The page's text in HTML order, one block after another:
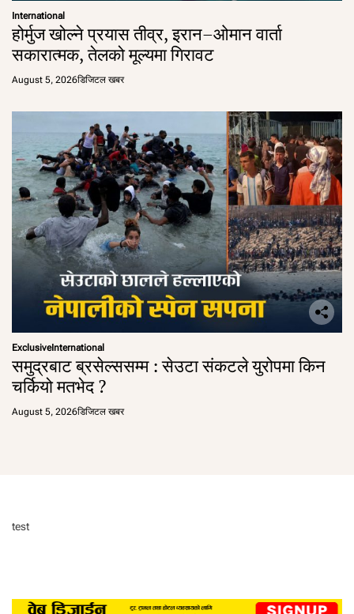
International
होर्मुज खोल्ने प्रयास तीव्र, इरान–ओमान वार्ता
सकारात्मक, तेलको मूल्यमा गिरावट
August 5, 2026डिजिटल खबर
ExclusiveInternational
समुद्रबाट ब्रसेल्ससम्म : सेउटा संकटले युरोपमा किन
चर्कियो मतभेद ?
August 5, 2026डिजिटल खबर
test